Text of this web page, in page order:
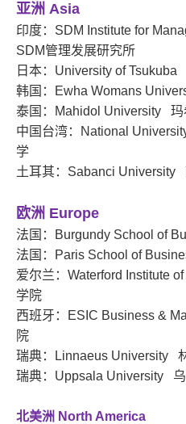
校友
会
职能办公室介绍
亚洲 Asia
印度：SDM Institute for
SDM管理发展研究所
日本：University of
韩国：Ewha Womans
泰国：Mahidol University 玛
中国台湾：National
学
土耳其：Sabanci University
欧洲 Europe
法国：Burgundy School of
法国：Paris School of
爱尔兰：Waterford Institute
学院
西班牙：ESIC Business &
院
瑞典：Linnaeus University
瑞典：Uppsala University
北美洲 North America